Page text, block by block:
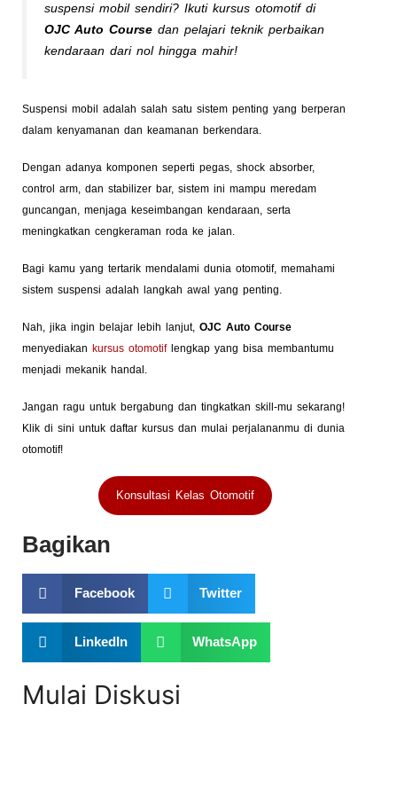
suspensi mobil sendiri? Ikuti kursus otomotif di
OJC Auto Course dan pelajari teknik perbaikan
kendaraan dari nol hingga mahir!
Suspensi mobil adalah salah satu sistem penting yang berperan
dalam kenyamanan dan keamanan berkendara.
Dengan adanya komponen seperti pegas, shock absorber,
control arm, dan stabilizer bar, sistem ini mampu meredam
guncangan, menjaga keseimbangan kendaraan, serta
meningkatkan cengkeraman roda ke jalan.
Bagi kamu yang tertarik mendalami dunia otomotif, memahami
sistem suspensi adalah langkah awal yang penting.
Nah, jika ingin belajar lebih lanjut, OJC Auto Course
menyediakan kursus otomotiflengkap yang bisa membantumu
menjadi mekanik handal.
Jangan ragu untuk bergabung dan tingkatkan skill-mu sekarang!
Klik di sini untuk daftar kursus dan mulai perjalananmu di dunia
otomotif!
Konsultasi Kelas Otomotif
Bagikan
Facebook Twitter
LinkedIn WhatsApp
Mulai Diskusi